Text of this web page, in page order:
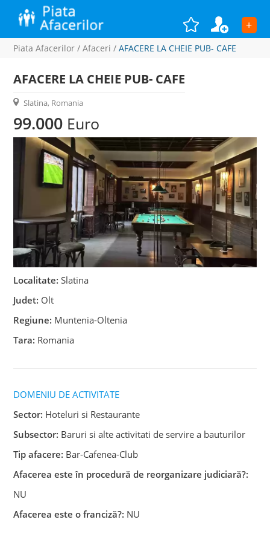
+
Piata Afacerilor /Afaceri /AFACERE LA CHEIE PUB- CAFE
AFACERE LA CHEIE PUB- CAFE
Slatina, Romania
99.000 Euro
Localitate: Slatina
Judet: Olt
Regiune: Muntenia-Oltenia
Tara: Romania
DOMENIU DE ACTIVITATE
Sector: Hoteluri si Restaurante
Subsector: Baruri si alte activitati de servire a bauturilor
Tip afacere: Bar-Cafenea-Club
Afacerea este în procedură de reorganizare judiciară?:
NU
Afacerea este o franciză?: NU